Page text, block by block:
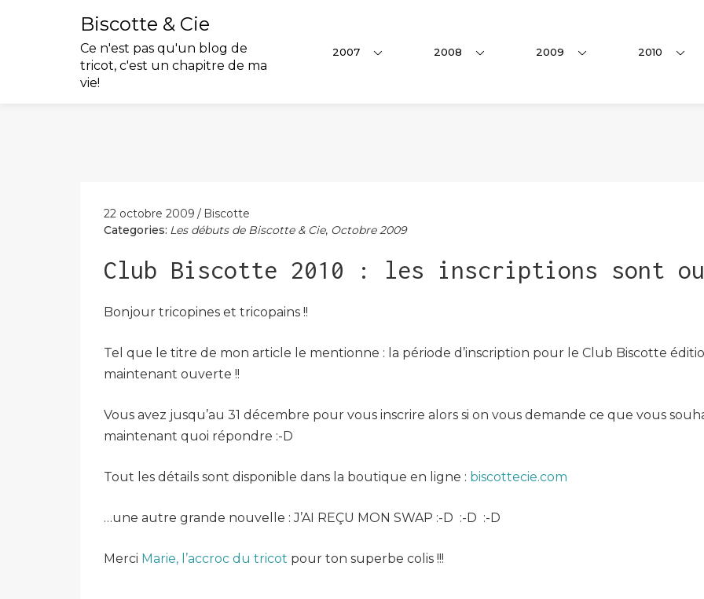
Biscotte & Cie
Ce n'est pas qu'un blog de
tricot, c'est un chapitre de ma
vie!
2007 2008 2009 2010
22 octobre 2009
Biscotte
Categories: Les débuts de Biscotte & Cie, Octobre 2009
Club Biscotte 2010 : les inscriptions sont
Bonjour tricopines et tricopains !!
Tel que le titre de mon article le mentionne : la période d’inscription pour le Club Biscotte
maintenant ouverte !!
Vous avez jusqu’au 31 décembre pour vous inscrire alors si on vous demande ce que vous
maintenant quoi répondre :-D
Tout les détails sont disponible dans la boutique en ligne : biscottecie.com
…une autre grande nouvelle : J’AI REÇU MON SWAP :-D :-D :-D
Merci Marie, l’accroc du tricot pour ton superbe colis !!!